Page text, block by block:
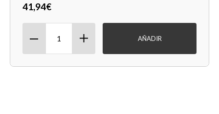
41,94€
AÑADIR